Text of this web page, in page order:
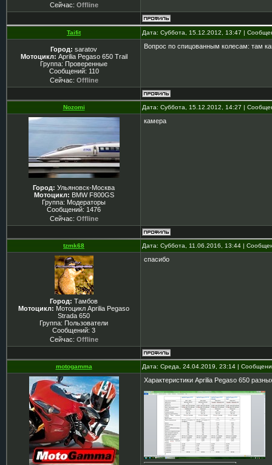
Сейчас: Offline
Taifit Дата: Суббота, 15.12.2012, 13:47 |
Город: saratov
Мотоцикл: Aprilia Pegaso 650 Trail
Группа: Проверенные
Сообщений: 110
Сейчас: Offline
Вопрос по спицованным колесам: там
Nozomi Дата: Суббота, 15.12.2012, 14:27 |
Город: Ульяновск-Москва
Мотоцикл: BMW F800GS
Группа: Модераторы
Сообщений: 1476
Сейчас: Offline
камера
tzmk68 Дата: Суббота, 11.06.2016, 13:44 |
Город: Тамбов
Мотоцикл: Мотоцикл Aprilia Pegaso
Strada 650
Группа: Пользователи
Сообщений: 3
Сейчас: Offline
спасибо
motogamma Дата: Среда, 24.04.2019, 23:14 |
Характеристики Aprilia Pegaso 650